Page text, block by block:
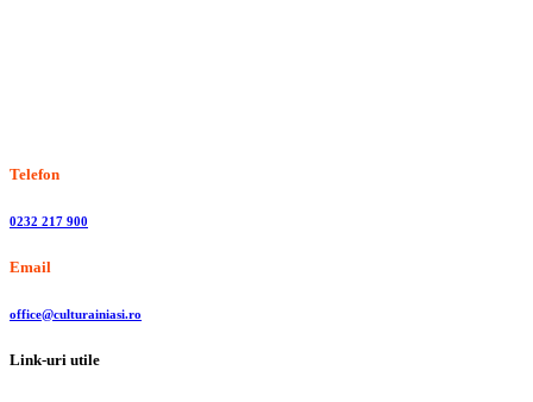
Telefon
0232 217 900
Email
office@culturainiasi.ro
Link-uri utile